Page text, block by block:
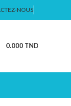
NOUS
0.000 TND